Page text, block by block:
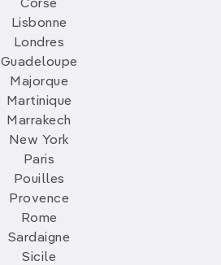
Corse
Lisbonne
Londres
Guadeloupe
Majorque
Martinique
Marrakech
New York
Paris
Pouilles
Provence
Rome
Sardaigne
Sicile